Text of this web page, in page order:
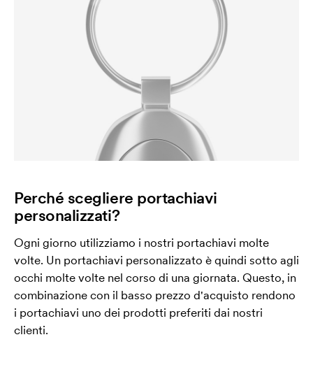
Perché scegliere portachiavi
personalizzati?
Ogni giorno utilizziamo i nostri portachiavi molte
volte. Un portachiavi personalizzato è quindi sotto agli
occhi molte volte nel corso di una giornata. Questo, in
combinazione con il basso prezzo d'acquisto rendono
i portachiavi uno dei prodotti preferiti dai nostri
clienti.